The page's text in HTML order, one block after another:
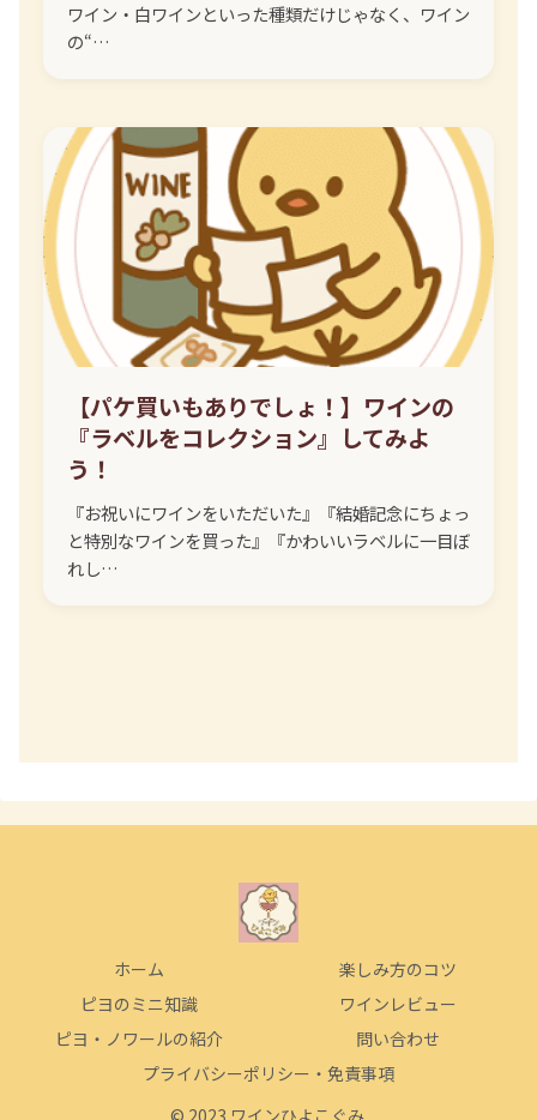
ワイン・白ワインといった種類だけじゃなく、ワイン
の“…
【パケ買いもありでしょ！】ワインの
『ラベルをコレクション』してみよ
う！
『お祝いにワインをいただいた』『結婚記念にちょっ
と特別なワインを買った』『かわいいラベルに一目ぼ
れし…
ホーム
楽しみ方のコツ
ピヨのミニ知識
ワインレビュー
ピヨ・ノワールの紹介
問い合わせ
プライバシーポリシー・免責事項
© 2023 ワインひよこぐみ.